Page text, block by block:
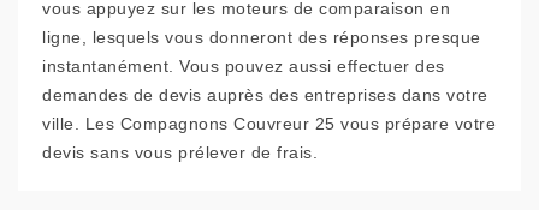
vous appuyez sur les moteurs de comparaison en
ligne, lesquels vous donneront des réponses presque
instantanément. Vous pouvez aussi effectuer des
demandes de devis auprès des entreprises dans votre
ville. Les Compagnons Couvreur 25 vous prépare votre
devis sans vous prélever de frais.